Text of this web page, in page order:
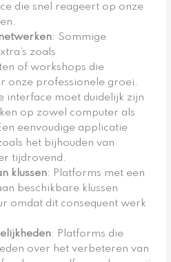
die snel reageert op onze
: Sommige
zoals
of workshops die
onze professionele groei.
interface moet duidelijk zijn
op zowel computer als
eenvoudige applicatie
het bijhouden van
tijdrovend.
klussen: Platforms met een
beschikbare klussen
omdat dit consequent werk
: Platforms die
over het verbeteren van